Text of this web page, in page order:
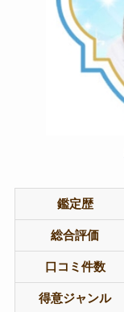
鑑定歴
総合評価
口コミ件数
得意ジャンル